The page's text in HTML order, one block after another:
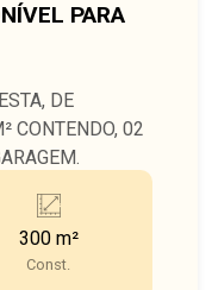
PARA
DE
CONTENDO, 02
300 m²
Const.